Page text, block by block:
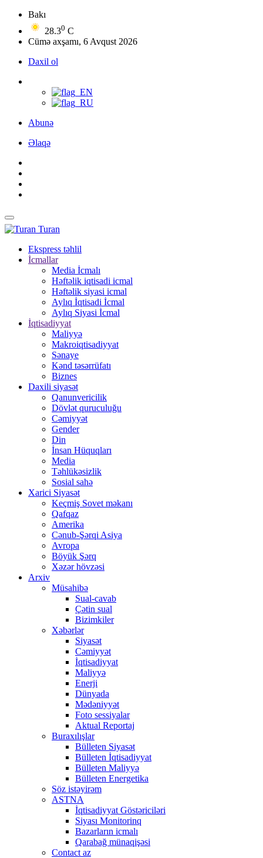
Bakı
28.30 C
Cümə axşamı, 6 Avqust 2026
Daxil ol
Abunə
Əlaqə
Turan
Ekspress təhlil
İcmallar
Media İcmalı
Həftəlik iqtisadi icmal
Həftəlik siyasi icmal
Aylıq İqtisadi İcmal
Aylıq Siyasi İcmal
İqtisadiyyat
Maliyyə
Makroiqtisadiyyat
Sənaye
Kənd təsərrüfatı
Biznes
Daxili siyasət
Qanunvericilik
Dövlət quruculuğu
Cəmiyyət
Gender
Din
İnsan Hüquqları
Media
Təhlükəsizlik
Sosial sahə
Xarici Siyasət
Keçmiş Sovet məkanı
Qafqaz
Amerika
Cənub-Şərqi Asiya
Avropa
Böyük Şərq
Xəzər hövzəsi
Arxiv
Müsahibə
Sual-cavab
Çətin sual
Bizimkiler
Xəbərlər
Siyasət
Cəmiyyət
İqtisadiyyat
Maliyyə
Enerji
Dünyada
Mədəniyyət
Foto sessiyalar
Aktual Reportaj
Buraxılışlar
Bülleten Siyasət
Bülleten İqtisadiyyat
Bülleten Maliyyə
Bülleten Energetika
Söz istəyirəm
ASTNA
İqtisadiyyat Göstəriciləri
Siyası Monitorinq
Bazarların icmalı
Qarabağ münaqişəsi
Contact az